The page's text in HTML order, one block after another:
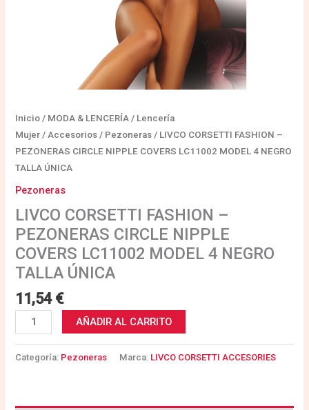
Inicio / MODA & LENCERÍA / Lencería
Mujer / Accesorios / Pezoneras / LIVCO CORSETTI FASHION –
PEZONERAS CIRCLE NIPPLE COVERS LC11002 MODEL 4 NEGRO
TALLA ÚNICA
Pezoneras
LIVCO CORSETTI FASHION –
PEZONERAS CIRCLE NIPPLE
COVERS LC11002 MODEL 4 NEGRO
TALLA ÚNICA
11,54 €
AÑADIR AL CARRITO
Categoría: Pezoneras Marca: LIVCO CORSETTI ACCESORIES